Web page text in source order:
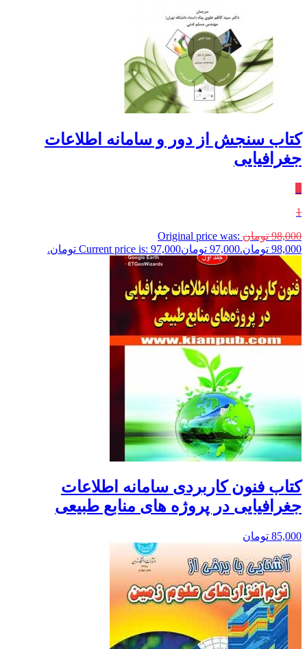
کتاب سنجش از دور و سامانه اطلاعات
جغرافیایی
1
98,000 تومان Original price was:
98,000 تومان.
97,000 تومانCurrent price is: 97,000 تومان.
کتاب فنون کاربردی سامانه اطلاعات
جغرافیایی در پروژه های منابع طبیعی
85,000 تومان